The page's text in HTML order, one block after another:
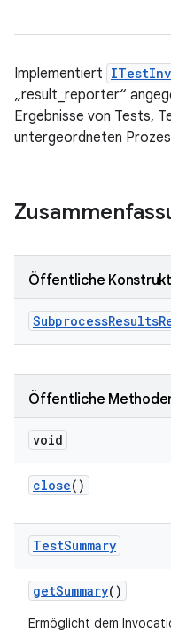
Implementiert
„result_reporter“
Ergebnisse von Tests,
untergeordneten
Öffentliche
SubprocessResults
Öffentliche
void
close()
TestSummary
getSummary()
Ermöglicht dem